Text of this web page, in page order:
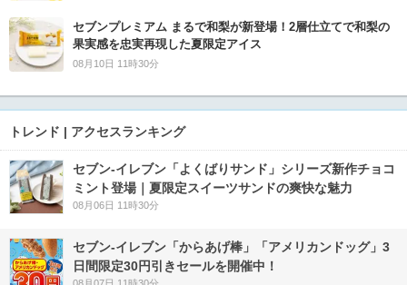
セブンプレミアム まるで和梨が新登場！2層仕立てで和梨の
果実感を忠実再現した夏限定アイス
08月10日 11時30分
トレンド | アクセスランキング
セブン‐イレブン「よくばりサンド」シリーズ新作チョコ
ミント登場｜夏限定スイーツサンドの爽快な魅力
08月06日 11時30分
セブン‐イレブン「からあげ棒」「アメリカンドッグ」3
日間限定30円引きセールを開催中！